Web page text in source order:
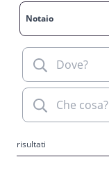
Notaio
risultati